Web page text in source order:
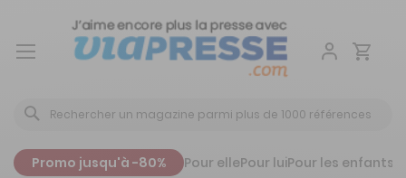
Aller
Promo jusqu'à -80% Pour ellePour luiPour les enfants